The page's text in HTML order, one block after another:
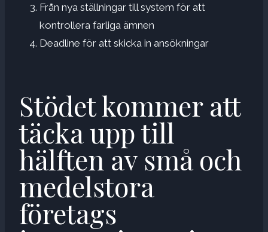
Från nya ställningar till system för att
kontrollera farliga ämnen
Deadline för att skicka in ansökningar
Stödet kommer att
täcka upp till
hälften av små och
medelstora
företags